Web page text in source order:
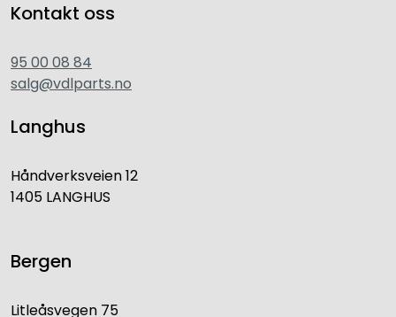
Kontakt oss
95 00 08 84
salg@vdlparts.no
Langhus
Håndverksveien 12
1405 LANGHUS
Bergen
Litleåsvegen 75